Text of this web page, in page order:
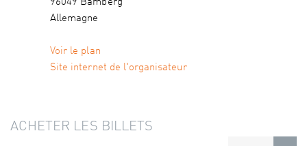
96049 Bamberg
Allemagne
Voir le plan
Site internet de l'organisateur
ACHETER LES BILLETS